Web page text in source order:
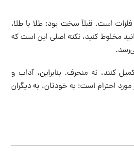
فلزات است. قبلاً سخت بود: طلا با طلا،
مخلوط کنید، نکته اصلی این است که
کنند، نه منحرف. بنابراین، آداب و
احترام است: به خودتان، به دیگران